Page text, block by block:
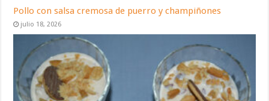
Pollo con salsa cremosa de puerro y champiñones
julio 18, 2026